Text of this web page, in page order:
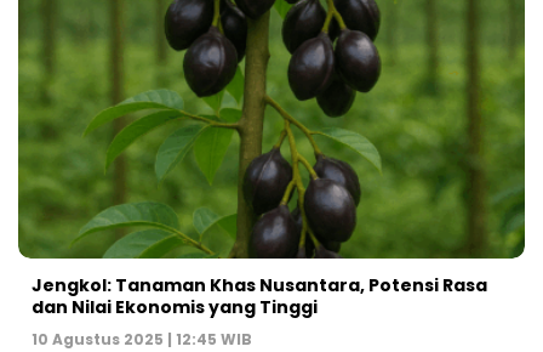
Jengkol: Tanaman Khas Nusantara, Potensi Rasa
dan Nilai Ekonomis yang Tinggi
10 Agustus 2025 | 12:45 WIB